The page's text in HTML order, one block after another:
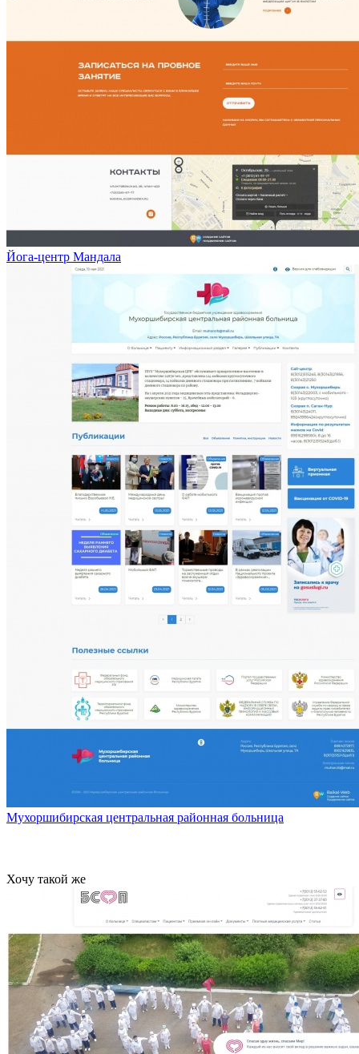
Йога-центр Мандала
Мухоршибирская центральная районная больница
Хочу такой же